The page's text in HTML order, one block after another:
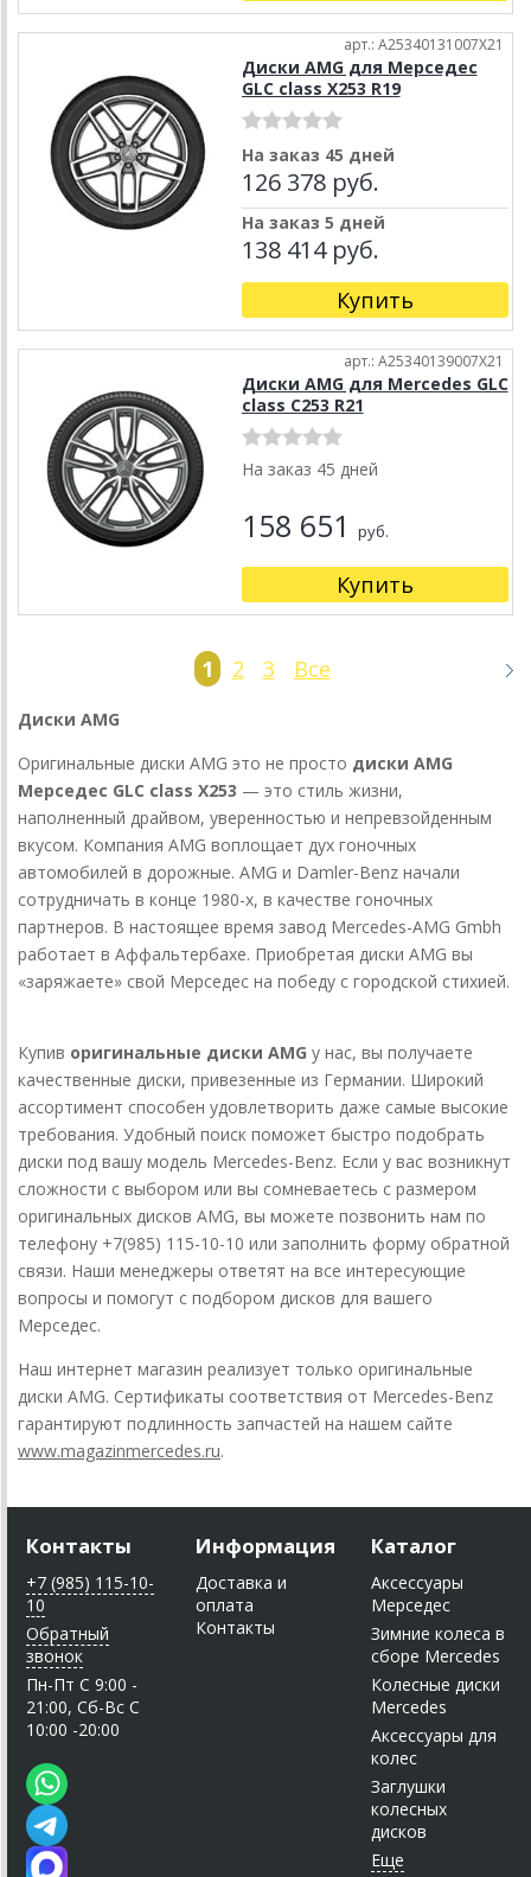
арт.: A25340131007X21
Диски AMG для Мерседес
GLC class X253 R19
На заказ 45 дней
126 378 руб.
На заказ 5 дней
138 414 руб.
Купить
арт.: A25340139007X21
Диски AMG для Mercedes GLC
class C253 R21
На заказ 45 дней
158 651 руб.
Купить
1 2 3 Все
Диски AMG
Оригинальные диски AMG это не просто диски AMG
Мерседес GLC class X253 — это стиль жизни,
наполненный драйвом, уверенностью и непревзойденным
вкусом. Компания AMG воплощает дух гоночных
автомобилей в дорожные. AMG и Damler-Benz начали
сотрудничать в конце 1980-х, в качестве гоночных
партнеров. В настоящее время завод Mercedes-AMG Gmbh
работает в Аффальтербахе. Приобретая диски AMG вы
«заряжаете» свой Мерседес на победу с городской стихией.
Купив оригинальные диски AMG у нас, вы получаете
качественные диски, привезенные из Германии. Широкий
ассортимент способен удовлетворить даже самые высокие
требования. Удобный поиск поможет быстро подобрать
диски под вашу модель Mercedes-Benz. Если у вас возникнут
сложности с выбором или вы сомневаетесь с размером
оригинальных дисков AMG, вы можете позвонить нам по
телефону +7(985) 115-10-10 или заполнить форму обратной
связи. Наши менеджеры ответят на все интересующие
вопросы и помогут с подбором дисков для вашего
Мерседес.
Наш интернет магазин реализует только оригинальные
диски AMG. Сертификаты соответствия от Mercedes-Benz
гарантируют подлинность запчастей на нашем сайте
www.magazinmercedes.ru.
Контакты
+7 (985) 115-10-
10
Обратный
звонок
Пн-Пт C 9:00 -
21:00, Сб-Вс С
10:00 -20:00
Информация
Доставка и
оплата
Контакты
Каталог
Аксессуары
Мерседес
Зимние колеса в
сборе Mercedes
Колесные диски
Mercedes
Аксессуары для
колес
Заглушки
колесных
дисков